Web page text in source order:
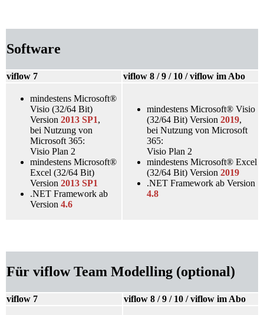
Software
viflow 7 viflow 8 / 9 / 10 / viflow im Abo
mindestens Microsoft®
Visio (32/64 Bit)
Version 2013 SP1,
bei Nutzung von
Microsoft 365:
Visio Plan 2
mindestens Microsoft®
Excel (32/64 Bit)
Version 2013 SP1
.NET Framework ab
Version 4.6
mindestens Microsoft® Visio
(32/64 Bit) Version 2019,
bei Nutzung von Microsoft
365:
Visio Plan 2
mindestens Microsoft® Excel
(32/64 Bit) Version 2019
.NET Framework ab Version
4.8
Für viflow Team Modelling (optional)
viflow 7 viflow 8 / 9 / 10 / viflow im Abo